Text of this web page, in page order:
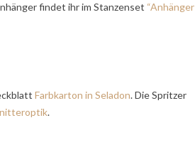
findet ihr im Stanzenset “Anhänger
Farbkarton in Seladon. Die Spritzer
.